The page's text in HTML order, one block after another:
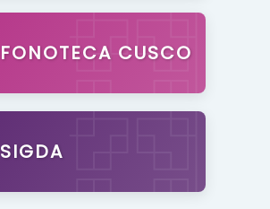
FONOTECA CUSCO
SIGDA